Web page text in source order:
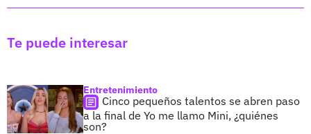
Te puede interesar
Entretenimiento
Cinco pequeños talentos se abren paso
a la final de Yo me llamo Mini, ¿quiénes
son?